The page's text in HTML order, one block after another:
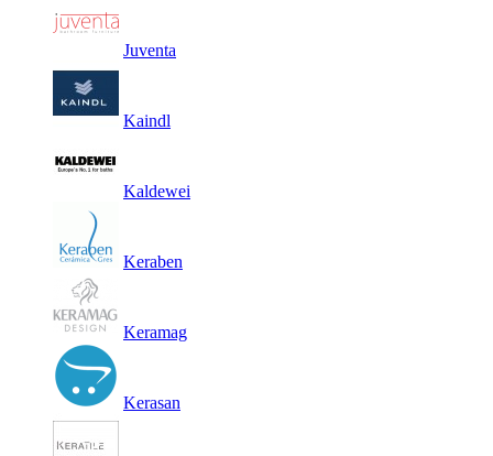
Juventa
Kaindl
Kaldewei
Keraben
Keramag
Kerasan